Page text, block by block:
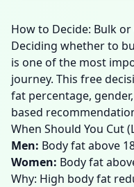
How to Decide: Bulk or
Deciding whether to
is one of the most
journey. This free
fat percentage,
based
When Should You Cut
Men: Body fat above
Women: Body fat
Why: High body fat